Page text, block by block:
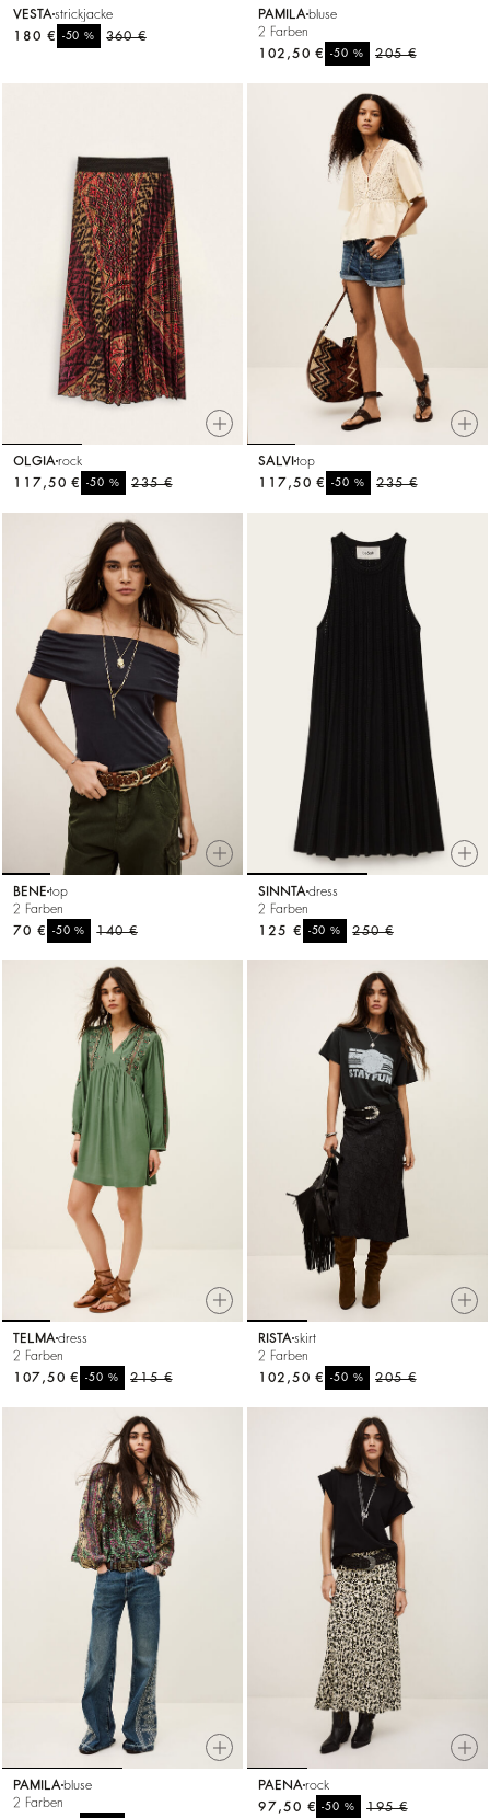
VESTA strickjacke
360 €
-50%
180 €
PAMILA bluse
2 Farben
205 €
-50%
102,50 €
OLGIArock
235 €
-50%
117,50 €
SALVI top
235 €
-50%
117,50 €
BENE top
2 Farben
140 €
-50%
70 €
SINNTA dress
2 Farben
250 €
-50%
125 €
TELMA dress
2 Farben
215 €
-50%
107,50 €
RISTA skirt
2 Farben
205 €
-50%
102,50 €
PAMILA bluse
2 Farben
PAENA rock
195 €
-50%
97,50 €